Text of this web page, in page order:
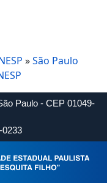
»São Paulo
Paulo - CEP 01049-
0233